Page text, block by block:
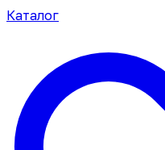
Каталог